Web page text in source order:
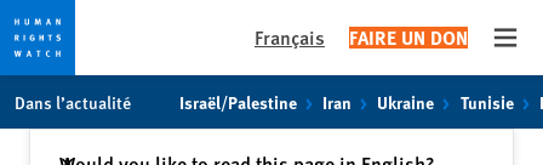
toto
Français FAIRE UN DON
Dans l’actualité Israël/Palestine Iran Ukraine Tunisie